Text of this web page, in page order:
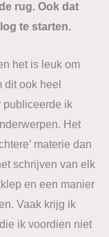
rug. Ook dat
te starten.
het is leuk om
ook heel
publiceerde ik
Het
materie dan
schrijven van elk
en een manier
Vaak krijg ik
ik voordien niet